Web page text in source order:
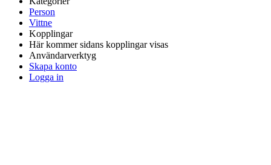
Person
Vittne
Kopplingar
Här kommer sidans kopplingar visas
Användarverktyg
Skapa konto
Logga in